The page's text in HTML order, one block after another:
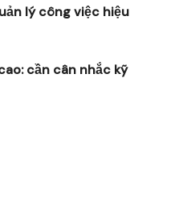
lý công việc hiệu
cần cân nhắc kỹ